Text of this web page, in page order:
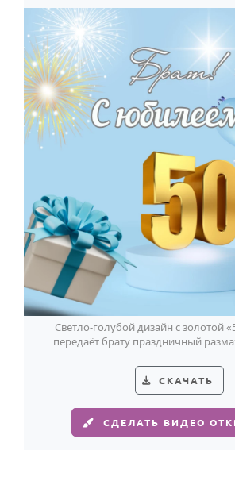
Годовщина свадьбы
Календарь праздников
КОМУ
Женщине
Мужчине
Детям
Все родственники
ПЕРСОНАЛЬНЫЕ
Пожелания
По именам
Светло-голубой дизайн с золотой
передаёт брату праздничный
СКАЧАТЬ
СДЕЛАТЬ ВИДЕО